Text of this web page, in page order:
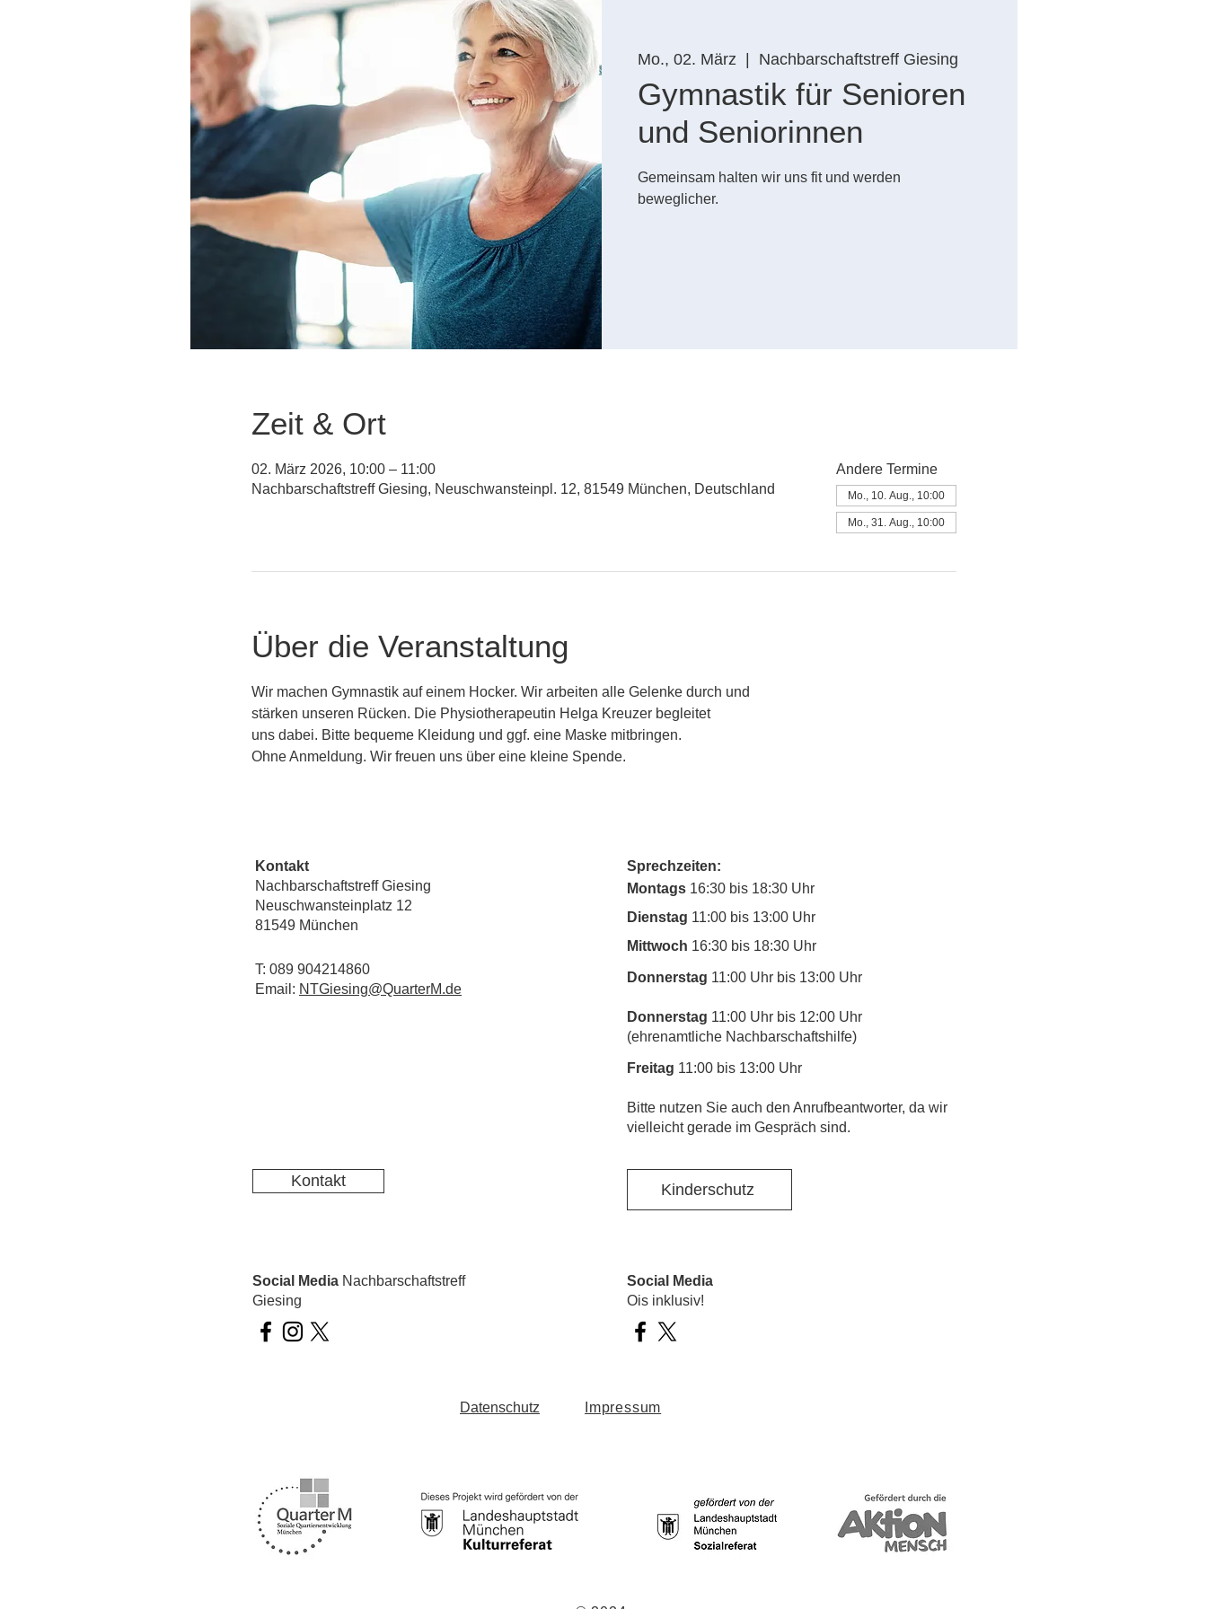
Mo., 02. März Nachbarschaftstreff Giesing
Gymnastik für Senioren
und Seniorinnen
Gemeinsam halten wir uns fit und werden
beweglicher.
Zeit & Ort
02. März 2026, 10:00 – 11:00
Nachbarschaftstreff Giesing, Neuschwansteinpl. 12, 81549 München, Deutschland
Andere Termine
Mo., 10. Aug., 10:00
Mo., 31. Aug., 10:00
Über die Veranstaltung
Wir machen Gymnastik auf einem Hocker. Wir arbeiten alle Gelenke durch und
stärken unseren Rücken. Die Physiotherapeutin Helga Kreuzer begleitet
uns dabei. Bitte bequeme Kleidung und ggf. eine Maske mitbringen.
Ohne Anmeldung. Wir freuen uns über eine kleine Spende.
Kontakt
Nachbarschaftstreff Giesing
Neuschwansteinplatz 12
81549 München
T: 089 904214860
Email: NTGiesing@QuarterM.de
Kontakt
Sprechzeiten:
Montags 16:30 bis 18:30 Uhr
Dienstag 11:00 bis 13:00 Uhr
Mittwoch 16:30 bis 18:30 Uhr
Donnerstag 11:00 Uhr bis 13:00 Uhr
Donnerstag 11:00 Uhr bis 12:00 Uhr
(ehrenamtliche Nachbarschaftshilfe)
Freitag 11:00 bis 13:00 Uhr
​Bitte nutzen Sie auch den Anrufbeantworter, da wir
vielleicht gerade im Gespräch sind.
Kinderschutz
Social Media Nachbarschaftstreff
Giesing
Social Media
Ois inklusiv!
Datenschutz Impressum